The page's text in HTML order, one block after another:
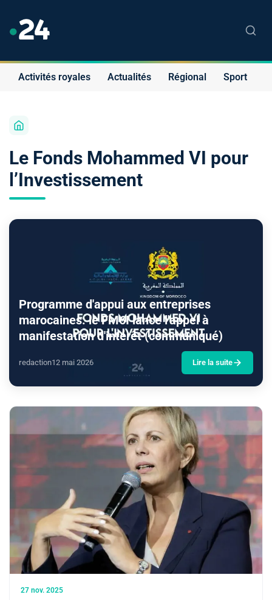
Activités royales Actualités Régional Sport
Le Fonds Mohammed VI pour
l’Investissement
Programme d'appui aux entreprises
marocaines: le FM6I lance l'appel à
manifestation d'intérêt (communiqué)
redaction12 mai 2026 Lire la suite
27 nov. 2025